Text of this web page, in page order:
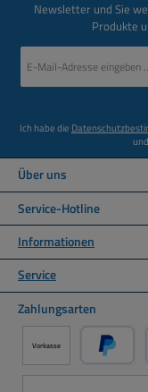
Newsletter und Sie
Produkte
Mail-
Ich habe die
Über uns
Service-Hotline
Informationen
Service
Zahlungsarten
Vorkasse
PayPal